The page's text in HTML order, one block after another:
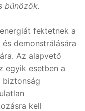
bűnözők.
fektetnek a
demonstrálására
Az alapvető
egyik esetben a
biztonság
kell